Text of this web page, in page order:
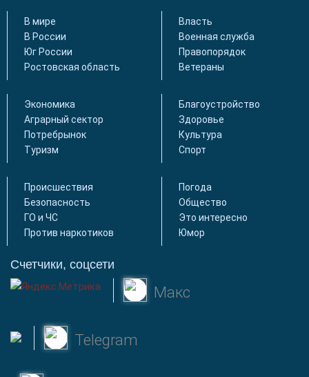
В мире
В России
Юг России
Ростовская область
Власть
Военная служба
Правопорядок
Ветераны
Экономика
Аграрный сектор
Потребрынок
Туризм
Благоустройство
Здоровье
Культура
Спорт
Происшествия
Безопасность
ГО и ЧС
Против наркотиков
Погода
Общество
Это интересно
Юмор
Счетчики, соцсети
Макс
Telegram